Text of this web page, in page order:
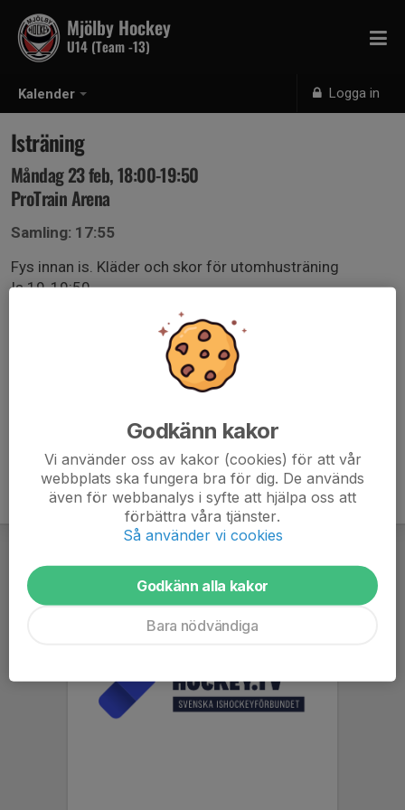
Kalender Logga in
Mjölby Hockey
U14 (Team -13)
Isträning
Måndag 23 feb, 18:00-19:50
ProTrain Arena
Samling: 17:55
Fys innan is. Kläder och skor för utomhusträning
Is 19-19:50
Godkänn kakor
Vi använder oss av kakor (cookies) för att vår
webbplats ska fungera bra för dig. De används
även för webbanalys i syfte att hjälpa oss att
förbättra våra tjänster.
Så använder vi cookies
Godkänn alla kakor
Bara nödvändiga